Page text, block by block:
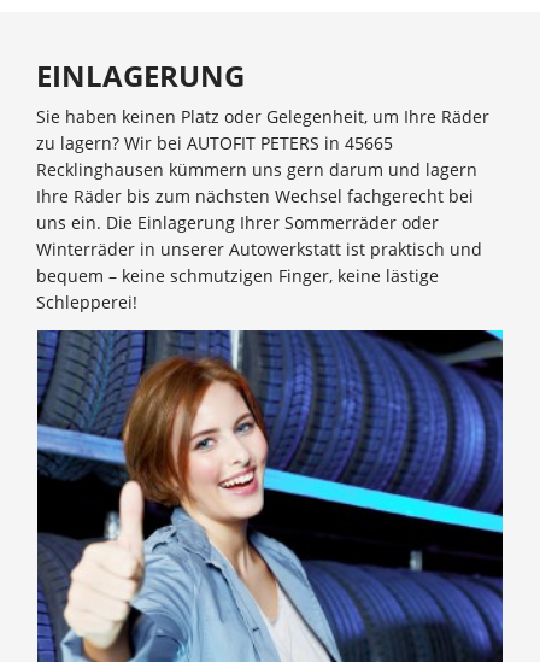
EINLAGERUNG
Sie haben keinen Platz oder Gelegenheit, um Ihre Räder
zu lagern? Wir bei AUTOFIT PETERS in 45665
Recklinghausen kümmern uns gern darum und lagern
Ihre Räder bis zum nächsten Wechsel fachgerecht bei
uns ein. Die Einlagerung Ihrer Sommerräder oder
Winterräder in unserer Autowerkstatt ist praktisch und
bequem – keine schmutzigen Finger, keine lästige
Schlepperei!